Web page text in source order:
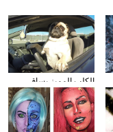
الكلب المميز يساق
السيارات